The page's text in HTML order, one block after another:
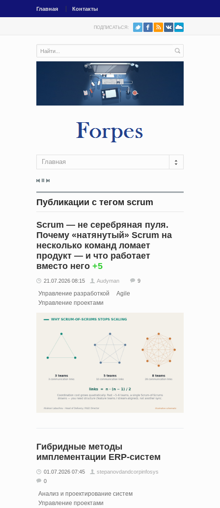
Главная Контакты
ПОДПИСАТЬСЯ:
Главная
Публикации с тегом scrum
Scrum — не серебряная пуля.
Почему «натянутый» Scrum на
несколько команд ломает
продукт — и что работает
вместо него +5
21.07.2026 08:15 Audyman 9
Управление разработкой
Agile
Управление проектами
Гибридные методы
имплементации ERP-систем
01.07.2026 07:45
stepanovdandcorpinfosys
0
Анализ и проектирование систем
Управление проектами